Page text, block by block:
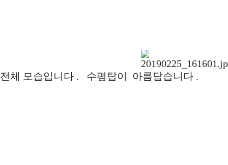
전체 모습입니다 . 수평탑이 아름답습니다 .